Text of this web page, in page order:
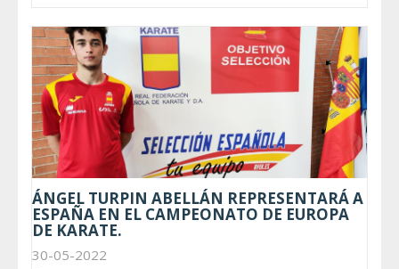
ÁNGEL TURPIN ABELLÁN REPRESENTARÁ A
ESPAÑA EN EL CAMPEONATO DE EUROPA
DE KARATE.
30-05-2022